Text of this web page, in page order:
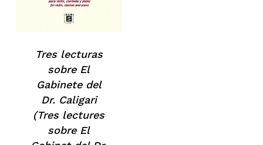
Tres lecturas
sobre El
Gabinete del
Dr. Caligari
(Tres lectures
sobre El